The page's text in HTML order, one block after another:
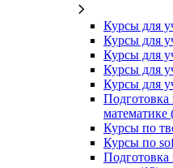
Курсы для
Курсы для
Курсы для
Курсы для
Курсы для
Подготовка
математике
Курсы по
Курсы по